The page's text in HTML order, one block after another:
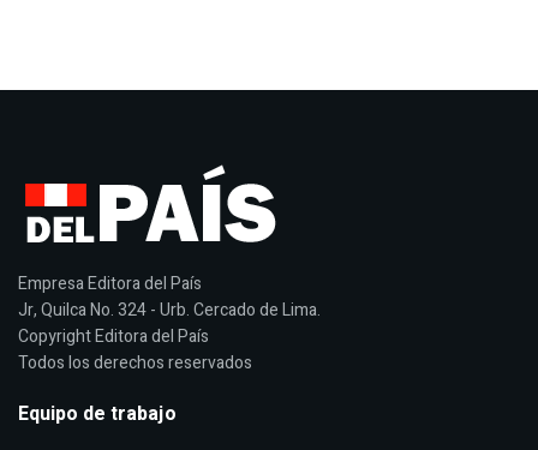
Empresa Editora del País
Jr, Quilca No. 324 - Urb. Cercado de Lima.
Copyright Editora del País
Todos los derechos reservados
Equipo de trabajo